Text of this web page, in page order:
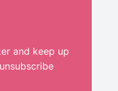
and keep up